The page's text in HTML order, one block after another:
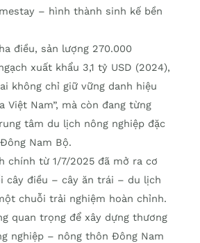
– hình thành sinh kế bền
điều, sản lượng 270.000
xuất khẩu 3,1 tỷ USD (2024),
không chỉ giữ vững danh hiệu
Việt Nam”, mà còn đang từng
tâm du lịch nông nghiệp đặc
Nam Bộ.
chính từ 1/7/2025 đã mở ra cơ
cây điều – cây ăn trái – du lịch
chuỗi trải nghiệm hoàn chỉnh.
quan trọng để xây dựng thương
nghiệp – nông thôn Đông Nam